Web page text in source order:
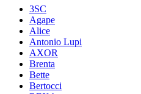
3SC
Agape
Alice
Antonio Lupi
AXOR
Brenta
Bette
Bertocci